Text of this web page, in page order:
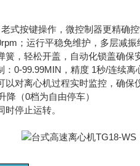
式按键操作，微控制器更精确
；运行平稳免维护，多层减振
簧，轻松开盖，自动化锁盖确保
0-99.99MIN，精度 1秒/连续离
对离心机过程实时监控，确保
（0档为自由停车）
停止运转。